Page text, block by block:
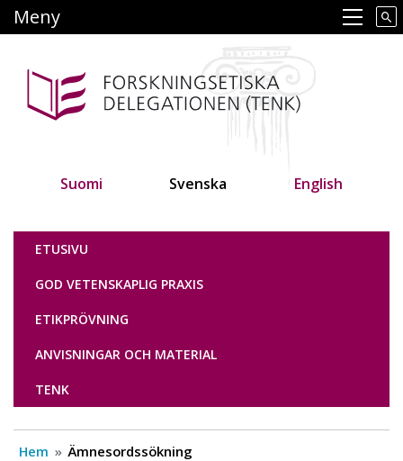
till
Main navigation
Meny
Suomi Svenska English
Tutkimuseettinen neuvottelukunta
ETUSIVU
GOD VETENSKAPLIG PRAXIS
ETIKPRÖVNING
ANVISNINGAR OCH MATERIAL
TENK
Hem Ämnesordssökning